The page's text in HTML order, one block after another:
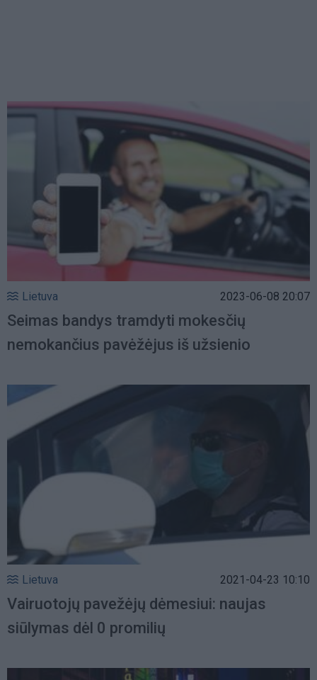
Lietuva 2023-06-08 20:07
Seimas bandys tramdyti mokesčių
nemokančius pavėžėjus iš užsienio
Lietuva 2021-04-23 10:10
Vairuotojų pavežėjų dėmesiui: naujas
siūlymas dėl 0 promilių